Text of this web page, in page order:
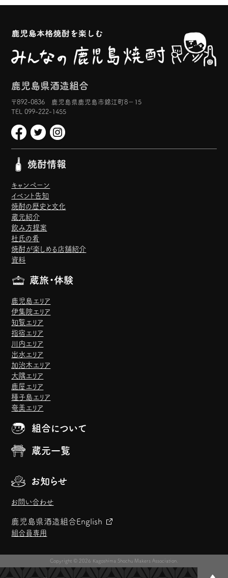
鹿児島県酒造組合
〒892-0836 鹿児島県鹿児島市錦江町8−15
TEL 099-222-1455
焼酎情報
キャンペーン
イベント告知
焼酎の歴史と文化
蔵元紹介
飲み方提案
杜氏の肴
焼酎が楽しめる店舗紹介
資料
蔵旅・体験
鹿児島エリア
伊集院エリア
知覧エリア
指宿エリア
川内エリア
出水エリア
加治木エリア
大隅エリア
鹿屋エリア
種子島エリア
奄美エリア
組合について
蔵元一覧
お知らせ
お問い合わせ
鹿児島県酒造組合English
組合員専用
Copyright © 2026 Kagoshima Shochu Makers Association.